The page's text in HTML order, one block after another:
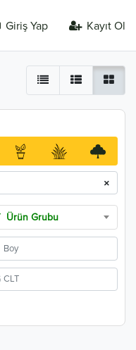
Giriş Yap Kayıt Ol
×
Ürün Grubu